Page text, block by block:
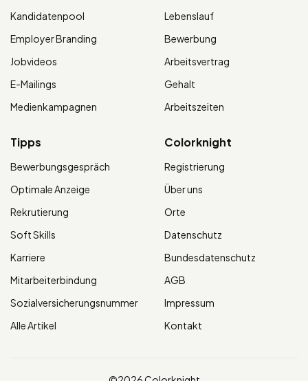
Kandidatenpool
Employer Branding
Jobvideos
E-Mailings
Medienkampagnen
Lebenslauf
Bewerbung
Arbeitsvertrag
Gehalt
Arbeitszeiten
Tipps
Bewerbungsgespräch
Optimale Anzeige
Rekrutierung
Soft Skills
Karriere
Mitarbeiterbindung
Sozialversicherungsnummer
Alle Artikel
Colorknight
Registrierung
Über uns
Orte
Datenschutz
Bundesdatenschutz
AGB
Impressum
Kontakt